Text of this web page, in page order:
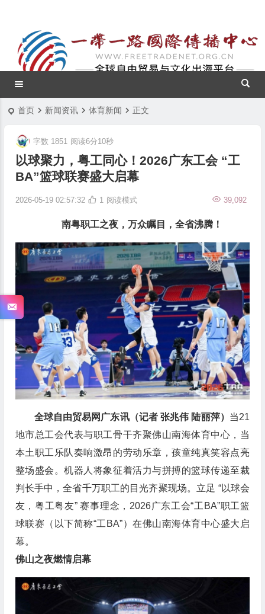
首页 新闻资讯 体育新闻 正文
以球聚力，粤工同心！2026广东工会 “工
BA”篮球联赛盛大启幕
2026-05-19 02:57:32 39,092
1
字数 1851 阅读6分10秒
阅读模式
南粤职工之夜，万众瞩目，全省沸腾！
全球自由贸易网广东讯（记者 张兆伟 陆丽萍） 当21
地市总工会代表与职工骨干齐聚佛山南海体育中心，当
本土职工乐队奏响激昂的劳动乐章，孩童纯真笑容点亮
整场盛会。机器人将象征着活力与拼搏的篮球传递至裁
判长手中，全省千万职工的目光齐聚现场。立足 “以球会
友，粤工粤友” 赛事理念，2026广东工会“工BA”职工篮
球联赛（以下简称“工BA”）在佛山南海体育中心盛大启
幕。
佛山之夜燃情启幕